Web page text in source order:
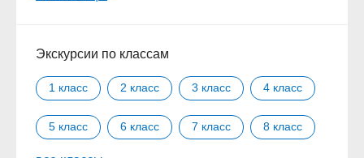
Экскурсии по классам
1 класс 2 класс 3 класс 4 класс
5 класс 6 класс 7 класс 8 класс